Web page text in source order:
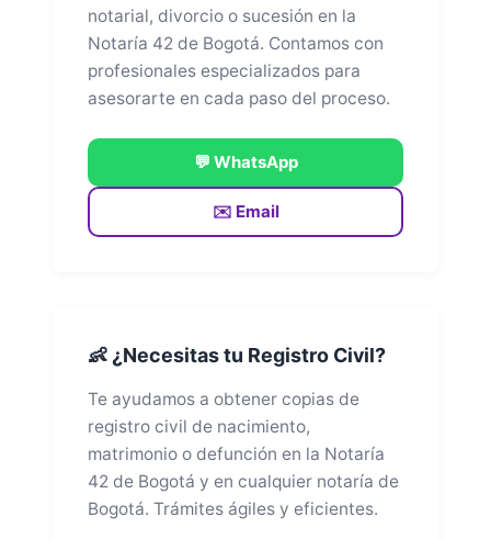
notarial, divorcio o sucesión en la
Notaría 42 de Bogotá. Contamos con
profesionales especializados para
asesorarte en cada paso del proceso.
💬 WhatsApp
✉️ Email
👶 ¿Necesitas tu Registro Civil?
Te ayudamos a obtener copias de
registro civil de nacimiento,
matrimonio o defunción en la Notaría
42 de Bogotá y en cualquier notaría de
Bogotá. Trámites ágiles y eficientes.